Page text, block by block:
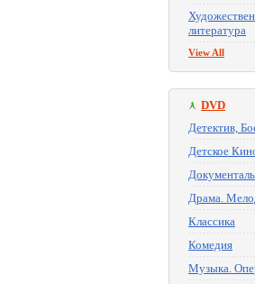
литература
View All
DVD
Детектив,
Детское
Драма.
Классика
Комедия
Музыка.